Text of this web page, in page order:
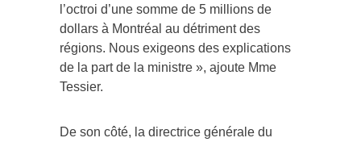
l’octroi d’une somme de 5 millions de
dollars à Montréal au détriment des
régions. Nous exigeons des explications
de la part de la ministre », ajoute Mme
Tessier.
De son côté, la directrice générale du